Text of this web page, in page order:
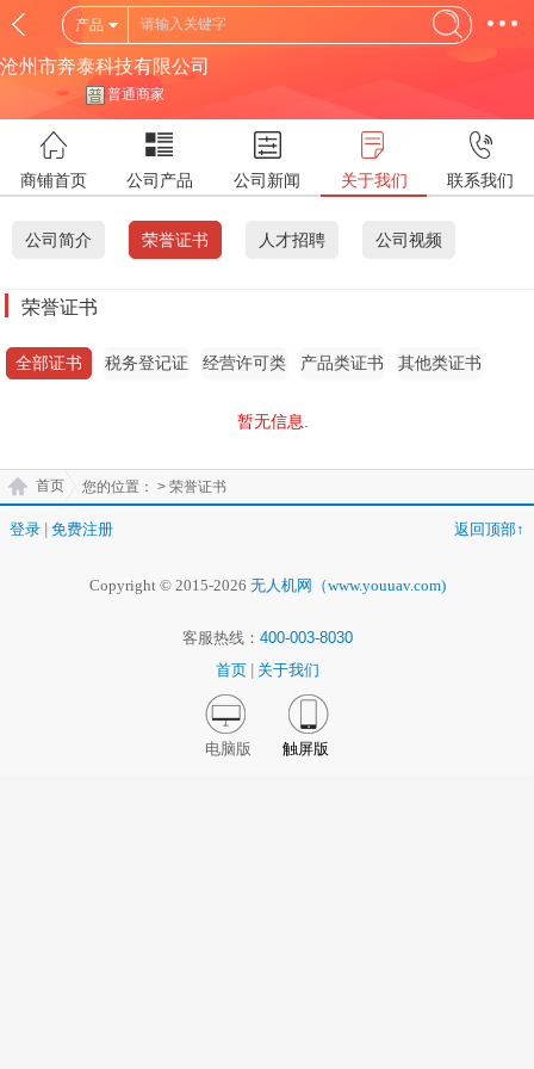
产品
沧州市奔泰科技有限公司
普通商家
商铺首页 公司产品 公司新闻 关于我们 联系我们
公司简介 荣誉证书 人才招聘 公司视频
荣誉证书
全部证书 税务登记证
经营许可类
产品类证书 其他类证书
暂无信息.
您的位置：
首页 > 荣誉证书
登录 免费注册 返回顶部↑
Copyright © 2015-2026 无人机网（www.youuav.com)
客服热线： 400-003-8030
首页
关于我们
电脑版 触屏版